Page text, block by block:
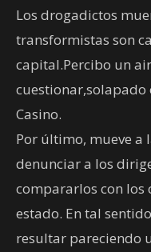
Los drogadictos
transformistas son
capital.Percibo un
cuestionar,solapado
Casino.
Por último, mueve a
denunciar a los
compararlos con los
estado. En tal
resultar pareciendo